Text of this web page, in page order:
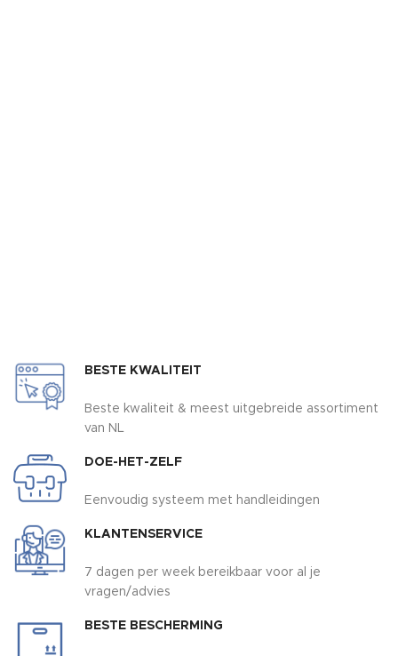
BESTE KWALITEIT
Beste kwaliteit & meest uitgebreide assortiment
van NL
DOE-HET-ZELF
Eenvoudig systeem met handleidingen
KLANTENSERVICE
7 dagen per week bereikbaar voor al je
vragen/advies
BESTE BESCHERMING